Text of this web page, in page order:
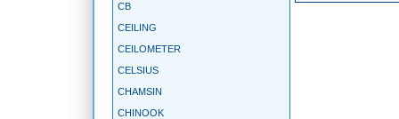
CB
CEILING
CEILOMETER
CELSIUS
CHAMSIN
CHINOOK